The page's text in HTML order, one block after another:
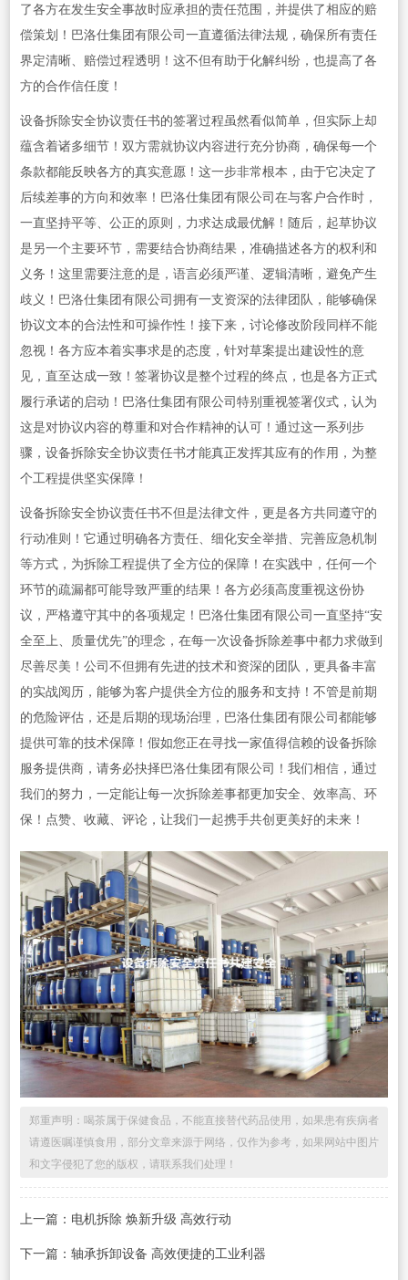
了各方在发生安全事故时应承担的责任范围，并提供了相应的赔
偿策划！巴洛仕集团有限公司一直遵循法律法规，确保所有责任
界定清晰、赔偿过程透明！这不但有助于化解纠纷，也提高了各
方的合作信任度！
设备拆除安全协议责任书的签署过程虽然看似简单，但实际上却
蕴含着诸多细节！双方需就协议内容进行充分协商，确保每一个
条款都能反映各方的真实意愿！这一步非常根本，由于它决定了
后续差事的方向和效率！巴洛仕集团有限公司在与客户合作时，
一直坚持平等、公正的原则，力求达成最优解！随后，起草协议
是另一个主要环节，需要结合协商结果，准确描述各方的权利和
义务！这里需要注意的是，语言必须严谨、逻辑清晰，避免产生
歧义！巴洛仕集团有限公司拥有一支资深的法律团队，能够确保
协议文本的合法性和可操作性！接下来，讨论修改阶段同样不能
忽视！各方应本着实事求是的态度，针对草案提出建设性的意
见，直至达成一致！签署协议是整个过程的终点，也是各方正式
履行承诺的启动！巴洛仕集团有限公司特别重视签署仪式，认为
这是对协议内容的尊重和对合作精神的认可！通过这一系列步
骤，设备拆除安全协议责任书才能真正发挥其应有的作用，为整
个工程提供坚实保障！
设备拆除安全协议责任书不但是法律文件，更是各方共同遵守的
行动准则！它通过明确各方责任、细化安全举措、完善应急机制
等方式，为拆除工程提供了全方位的保障！在实践中，任何一个
环节的疏漏都可能导致严重的结果！各方必须高度重视这份协
议，严格遵守其中的各项规定！巴洛仕集团有限公司一直坚持“安
全至上、质量优先”的理念，在每一次设备拆除差事中都力求做到
尽善尽美！公司不但拥有先进的技术和资深的团队，更具备丰富
的实战阅历，能够为客户提供全方位的服务和支持！不管是前期
的危险评估，还是后期的现场治理，巴洛仕集团有限公司都能够
提供可靠的技术保障！假如您正在寻找一家值得信赖的设备拆除
服务提供商，请务必抉择巴洛仕集团有限公司！我们相信，通过
我们的努力，一定能让每一次拆除差事都更加安全、效率高、环
保！点赞、收藏、评论，让我们一起携手共创更美好的未来！
郑重声明：喝茶属于保健食品，不能直接替代药品使用，如果患有疾病者
请遵医嘱谨慎食用，部分文章来源于网络，仅作为参考，如果网站中图片
和文字侵犯了您的版权，请联系我们处理！
上一篇：电机拆除 焕新升级 高效行动
下一篇：轴承拆卸设备 高效便捷的工业利器